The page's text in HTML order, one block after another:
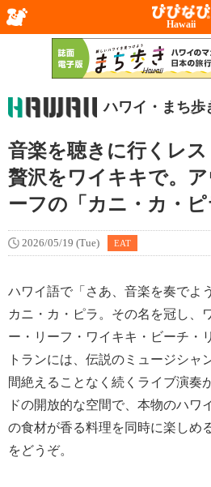
Hawaii
ハワイ・まち歩
音楽を聴きに行くレ
贅沢をワイキキで。
ーフの「カニ・カ・
2026/05/19 (Tue) EAT
ハワイ語で「さあ、音楽を奏でよ
カニ・カ・ピラ。その名を冠し、
ー・リーフ・ワイキキ・ビーチ・
トランには、伝説のミュージシャ
間絶えることなく続くライブ演奏
ドの開放的な空間で、本物のハワ
の食材が香る料理を同時に楽しめ
をどうぞ。